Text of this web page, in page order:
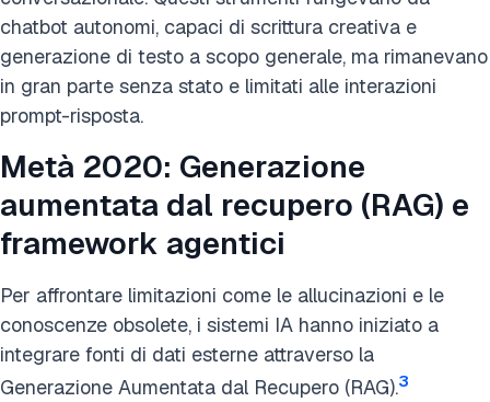
chatbot autonomi, capaci di scrittura creativa e
generazione di testo a scopo generale, ma rimanevano
in gran parte senza stato e limitati alle interazioni
prompt-risposta.
Metà 2020: Generazione
aumentata dal recupero (RAG) e
framework agentici
Per affrontare limitazioni come le allucinazioni e le
conoscenze obsolete, i sistemi IA hanno iniziato a
integrare fonti di dati esterne attraverso la
Generazione Aumentata dal Recupero (RAG).3